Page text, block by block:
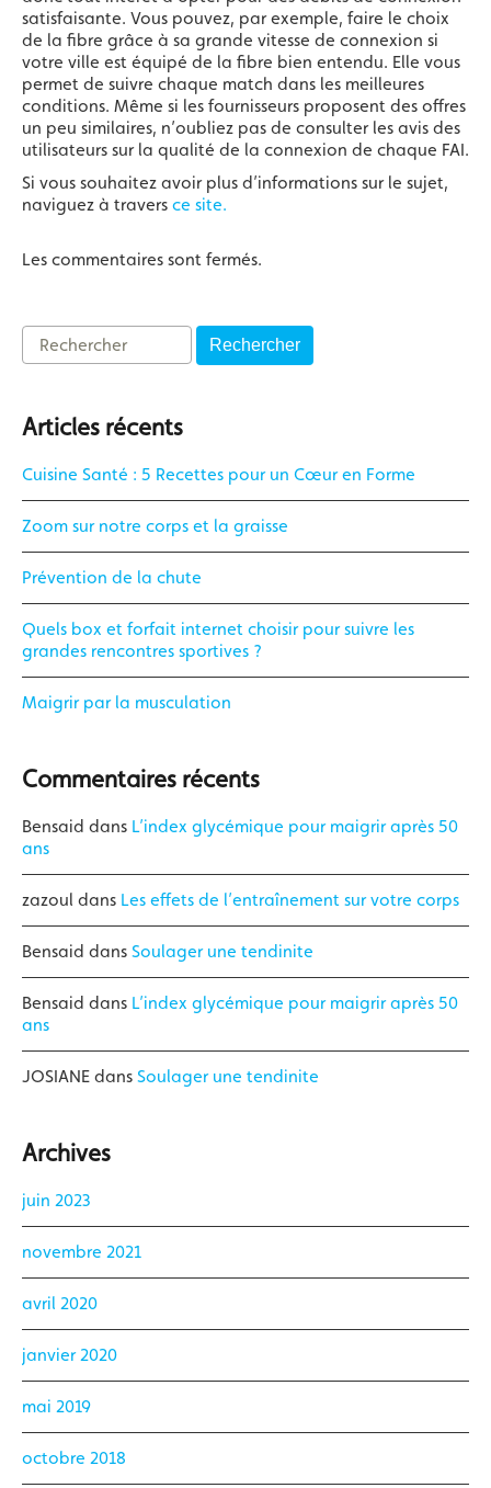
satisfaisante. Vous pouvez, par exemple, faire le choix
de la fibre grâce à sa grande vitesse de connexion si
votre ville est équipé de la fibre bien entendu. Elle vous
permet de suivre chaque match dans les meilleures
conditions. Même si les fournisseurs proposent des offres
un peu similaires, n’oubliez pas de consulter les avis des
utilisateurs sur la qualité de la connexion de chaque FAI.
Si vous souhaitez avoir plus d’informations sur le sujet,
naviguez à travers ce site.
Les commentaires sont fermés.
Rechercher
Articles récents
Cuisine Santé : 5 Recettes pour un Cœur en Forme
Zoom sur notre corps et la graisse
Prévention de la chute
Quels box et forfait internet choisir pour suivre les
grandes rencontres sportives ?
Maigrir par la musculation
Commentaires récents
Bensaid dans L’index glycémique pour maigrir après 50
ans
zazoul dans Les effets de l’entraînement sur votre corps
Bensaid dans Soulager une tendinite
Bensaid dans L’index glycémique pour maigrir après 50
ans
JOSIANE dans Soulager une tendinite
Archives
juin 2023
novembre 2021
avril 2020
janvier 2020
mai 2019
octobre 2018